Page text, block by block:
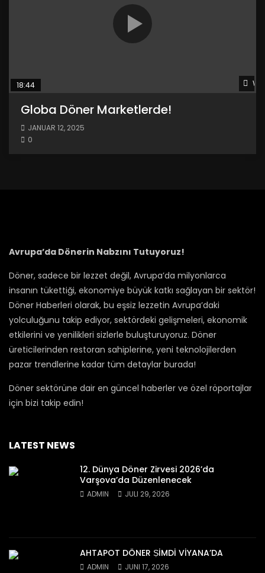
18:44
Globa Döner Marketlerde!
JANUAR 12, 2025
0
Avrupa’da Dönerin Nabzını Tutuyoruz!
Döner, sadece bir lezzet değil, Avrupa’da milyonlarca
insanın tükettiği, ekonomiye büyük katkı sağlayan bir sektör!
Döner Haberleri olarak, bu eşsiz lezzetin Avrupa’daki
yolculuğunu takip ediyor, sektördeki gelişmeleri, ekonomik
etkilerini ve yenilikleri sizlerle buluşturuyoruz. Döner
üreticilerinden restoran sahiplerine, yeni teknolojilerden
pazar trendlerine kadar tüm detaylar burada!
Döner sektörüne dair en güncel haberler ve özel röportajlar
için bizi takip edin!
LATEST NEWS
12. Dünya Döner Zirvesi 2026’da
Varşova’da Düzenlenecek
ADMIN JULI 29, 2026
AHTAPOT DÖNER ṢİMDİ VİYANA’DA
ADMIN JUNI 17, 2026